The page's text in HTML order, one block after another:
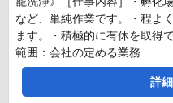
など、単純作業です。・程よ
ます。・積極的に有休を取得
範囲：会社の定める業務
詳